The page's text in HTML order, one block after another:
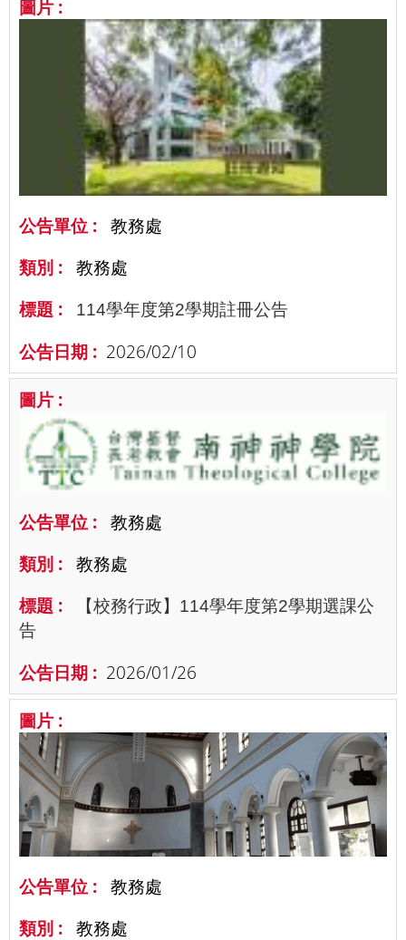
教務處
教務處
114學年度第2學期註冊公告
2026/02/10
教務處
教務處
【校務行政】114學年度第2學期選課公
告
2026/01/26
教務處
教務處